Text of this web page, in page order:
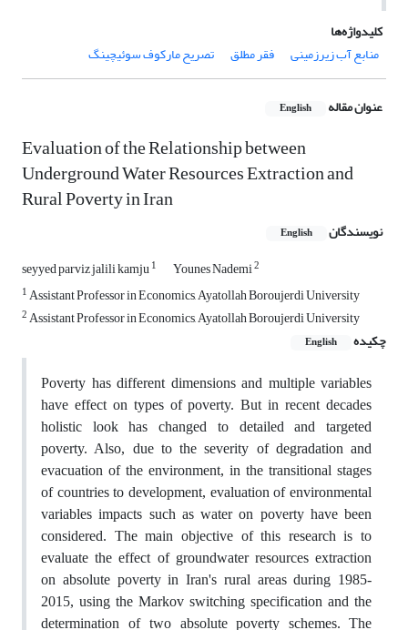
کلیدواژه‌ها
منابع آب زیرزمینی
فقر مطلق تصریح مارکوف سوئیچینگ
عنوان مقاله English
Evaluation of the Relationship between
Underground Water Resources Extraction and
Rural Poverty in Iran
نویسندگان English
seyyed parviz jalili kamju1 Younes Nademi2
1Assistant Professor in Economics, Ayatollah Boroujerdi University
2Assistant Professor in Economics, Ayatollah Boroujerdi University
چکیده
English
Poverty has different dimensions and multiple variables
have effect on types of poverty. But in recent decades
holistic look has changed to detailed and targeted
poverty. Also, due to the severity of degradation and
evacuation of the environment, in the transitional stages
of countries to development, evaluation of environmental
variables impacts such as water on poverty have been
considered. The main objective of this research is to
evaluate the effect of groundwater resources extraction
on absolute poverty in Iran's rural areas during 1985-
2015, using the Markov switching specification and the
determination of two absolute poverty schemes. The